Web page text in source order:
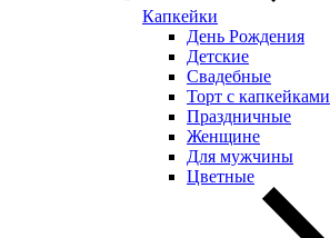
Капкейки
День Рождения
Детские
Свадебные
Торт с капкейками
Праздничные
Женщине
Для мужчины
Цветные